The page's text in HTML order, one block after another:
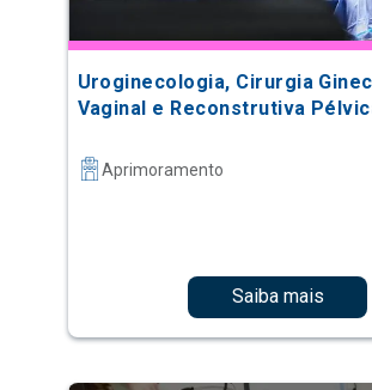
Uroginecologia, Cirurgia
Vaginal e Reconstrutiva
Aprimoramento
Saiba mais